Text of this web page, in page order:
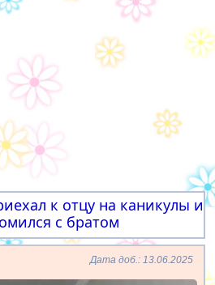
к отцу на каникулы и
с братом
Дата доб.: 13.06.2025